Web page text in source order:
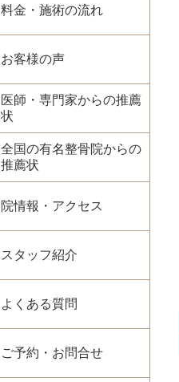
料金・施術の流れ
お客様の声
医師・専門家からの推薦
状
全国の有名整骨院からの
推薦状
院情報・アクセス
スタッフ紹介
よくある質問
ご予約・お問合せ